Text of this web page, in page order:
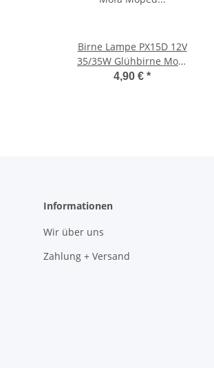
Birne Lampe PX15D 12V
35/35W Glühbirne Mofa
Moped Mokick Yamaha
4,90 € *
Informationen
Wir über uns
Zahlung + Versand